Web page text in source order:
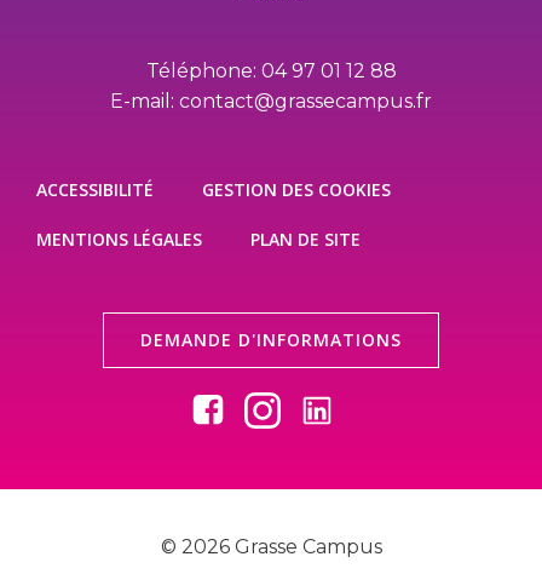
Téléphone: 04 97 01 12 88
E-mail: contact@grassecampus.fr
ACCESSIBILITÉ GESTION DES COOKIES
MENTIONS LÉGALES PLAN DE SITE
DEMANDE D'INFORMATIONS
© 2026 Grasse Campus